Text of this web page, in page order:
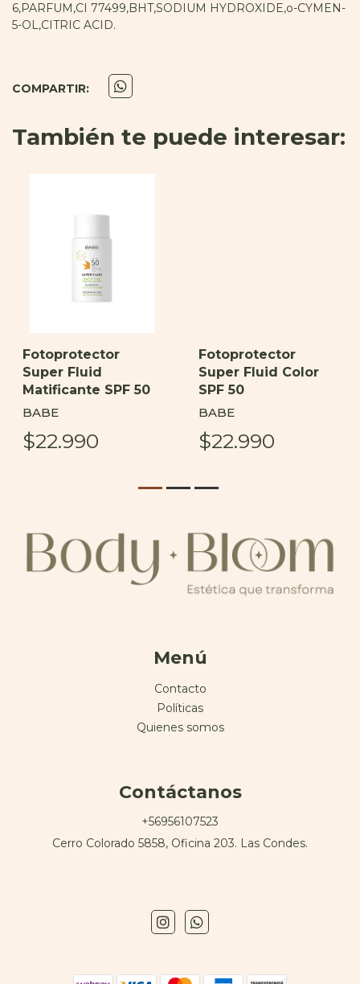
6,PARFUM,CI 77499,BHT,SODIUM HYDROXIDE,o-CYMEN-
5-OL,CITRIC ACID.
COMPARTIR:
También te puede interesar:
Fotoprotector
Super Fluid
Matificante SPF 50
BABE
$22.990
Fotoprotector
Super Fluid Color
SPF 50
BABE
$22.990
Menú
Contacto
Políticas
Quienes somos
Contáctanos
+56956107523
Cerro Colorado 5858, Oficina 203. Las Condes.